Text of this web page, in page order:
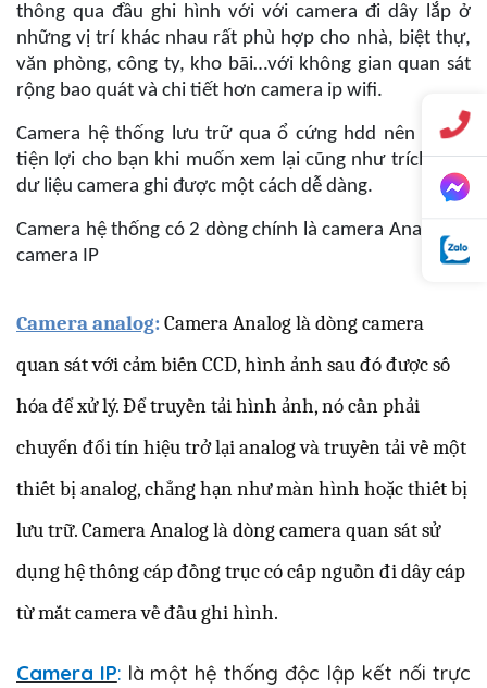
thông qua đầu ghi hình với với camera đi dây lắp ở
những vị trí khác nhau rất phù hợp cho nhà, biệt thự,
văn phòng, công ty, kho bãi…với không gian quan sát
rộng bao quát và chi tiết hơn camera ip wifi.
Camera hệ thống lưu trữ qua ổ cứng hdd nên sẽ rất
tiện lợi cho bạn khi muốn xem lại cũng như trích xuất
dư liệu camera ghi được một cách dễ dàng.
Camera hệ thống có 2 dòng chính là camera Analog và
camera IP
Camera analog: Camera Analog là dòng camera
quan sát với cảm biến CCD, hình ảnh sau đó được số
hóa để xử lý. Để truyền tải hình ảnh, nó cần phải
chuyển đổi tín hiệu trở lại analog và truyền tải về một
thiết bị analog, chẳng hạn như màn hình hoặc thiết bị
lưu trữ. Camera Analog là dòng camera quan sát sử
dụng hệ thống cáp đồng trục có cấp nguồn đi dây cáp
từ mắt camera về đầu ghi hình.
Camera IP: là một hệ thống độc lập kết nối trực